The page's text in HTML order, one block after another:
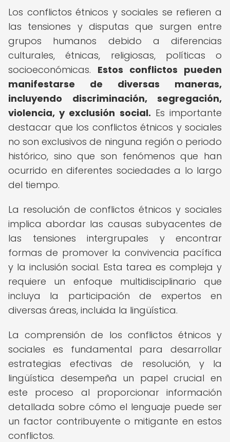
Los conflictos étnicos y sociales se refieren a
las tensiones y disputas que surgen entre
grupos humanos debido a diferencias
culturales, étnicas, religiosas, políticas o
socioeconómicas. Estos conflictos pueden
manifestarse de diversas maneras,
incluyendo discriminación, segregación,
violencia, y exclusión social. Es importante
destacar que los conflictos étnicos y sociales
no son exclusivos de ninguna región o periodo
histórico, sino que son fenómenos que han
ocurrido en diferentes sociedades a lo largo
del tiempo.
La resolución de conflictos étnicos y sociales
implica abordar las causas subyacentes de
las tensiones intergrupales y encontrar
formas de promover la convivencia pacífica
y la inclusión social. Esta tarea es compleja y
requiere un enfoque multidisciplinario que
incluya la participación de expertos en
diversas áreas, incluida la lingüística.
La comprensión de los conflictos étnicos y
sociales es fundamental para desarrollar
estrategias efectivas de resolución, y la
lingüística desempeña un papel crucial en
este proceso al proporcionar información
detallada sobre cómo el lenguaje puede ser
un factor contribuyente o mitigante en estos
conflictos.